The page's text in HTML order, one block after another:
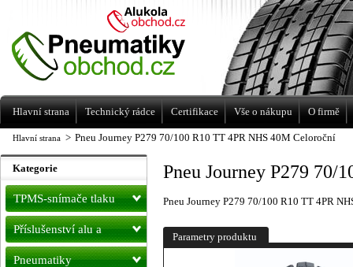
Hlavní strana > Pneu Journey P279 70/100 R10 TT 4PR NHS 40M Celoroční
Pneu Journey P279 70/
Pneu Journey P279 70/100 R10 TT 4PR
Parametry produktu
Kategorie
TPMS-snímače tlaku
Příslušenství alu a
pneu
Pneumatiky
Levné pneumatiky letní, zimní, Alu kola
a litá kola Racing Line
Hlavní strana Technický rádce Certifikace Vše o nákupu O firmě